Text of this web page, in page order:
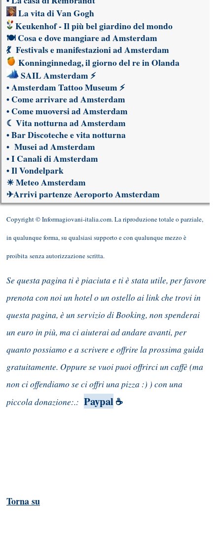
La vita di Van Gogh
Keukenhof - Il più bel giardino del mondo
🍽 Cosa e dove mangiare ad Amsterdam
💃 Festivals e manifestazioni ad Amsterdam
Konninginnedag, il giorno del re in Olanda
SAIL Amsterdam ⚡
•Amsterdam Tattoo Museum ⚡
• Come arrivare ad Amsterdam
• Come muoversi ad Amsterdam
☾ Vita notturna ad Amsterdam
•Bar Discoteche e vita notturna
• Musei ad Amsterdam
•I Canali di Amsterdam
•Il Vondelpark
☀Meteo Amsterdam
✈Arrivi partenze Aeroporto Amsterdam
Copyright © Informagiovani-italia.com. La riproduzione totale o parziale,
in qualunque forma, su qualsiasi supporto e con qualunque mezzo è
proibita senza autorizzazione scritta.
Se questa pagina ti è piaciuta e ti è stata utile, per favore
prenota con noi un hotel o un ostello ai link che trovi in
questa pagina, è un servizio di Booking, non spenderai
un euro in più, ma ci aiuterai ad andare avanti, per
quanto possiamo e a scrivere e offrire la prossima guida
gratuitamente. Oppure se vuoi puoi offrirci un caffè (ma
non ci offendiamo se ci offri una pizza :) ) con una
piccola donazione:.: Paypal ☕
Torna su